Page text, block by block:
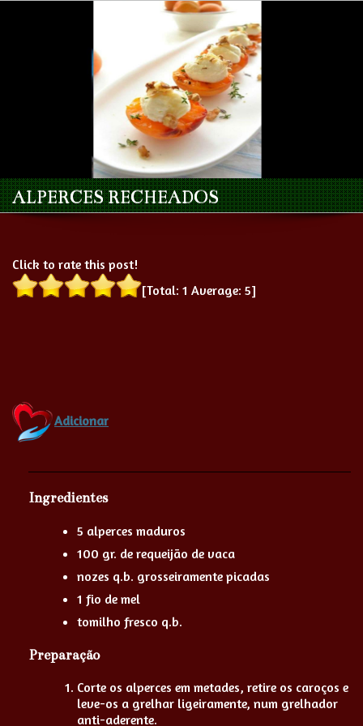
ALPERCES RECHEADOS
Click to rate this post!
[Total: 1 Average: 5]
Adicionar
Ingredientes
5 alperces maduros
100 gr. de requeijão de vaca
nozes q.b. grosseiramente picadas
1 fio de mel
tomilho fresco q.b.
Preparação
Corte os alperces em metades, retire os caroços e
leve-os a grelhar ligeiramente, num grelhador
anti-aderente.